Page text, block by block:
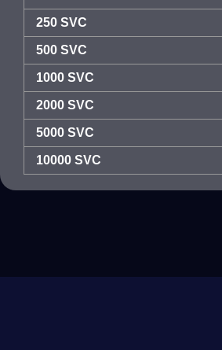
250 SVC
500 SVC
1000 SVC
2000 SVC
5000 SVC
10000 SVC